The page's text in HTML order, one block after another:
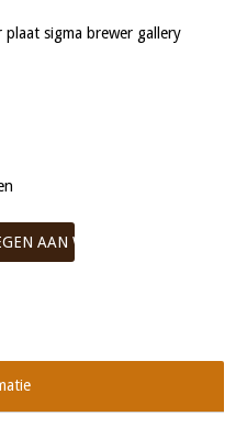
sigma brewer gallery
AAN WINKELWAGEN